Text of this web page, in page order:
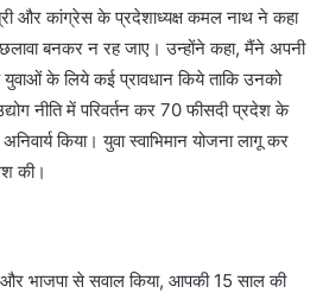
और कांग्रेस के प्रदेशाध्यक्ष कमल नाथ ने कहा
बनकर न रह जाए। उन्होंने कहा, मैंने अपनी
के लिये कई प्रावधान किये ताकि उनको
नीति में परिवर्तन कर 70 फीसदी प्रदेश के
किया। युवा स्वाभिमान योजना लागू कर
की।
भाजपा से सवाल किया, आपकी 15 साल की